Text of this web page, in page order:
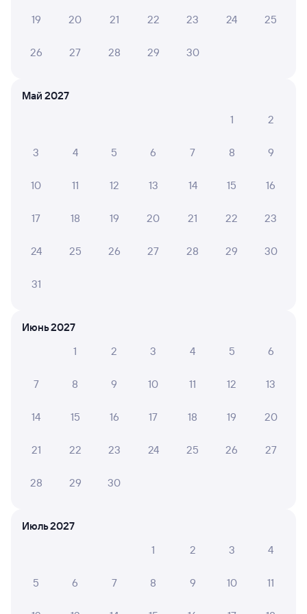
Тюмень
23:47 12:20
12 ч 33 м в пути
Дни следования
Даже если сейчас нет мест
Путешественникам нравятся эти варианты
Отель Квартира
квартира на улице:
Отзывы пассажиров Туту о поездах
отрицательные мнения
19 20 21 22 23 24 25
26 27 28 29 30
Май 2027
1
2
3 4 5 6 7 8 9
10 11 12 13 14 15 16
17 18 19 20 21 22 23
24 25 26 27 28 29 30
31
Июнь 2027
1
2 3 4 5 6
7 8 9 10 11 12 13
14 15 16 17 18 19 20
21 22 23 24 25 26 27
28 29 30
Июль 2027
1
2 3 4
5 6 7 8 9 10 11